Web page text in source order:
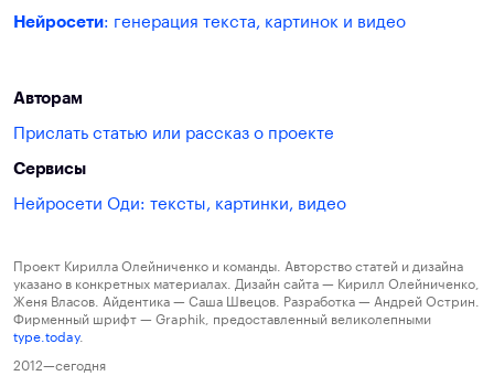
Нейросети: генерация текста, картинок и видео
Авторам
Прислать статью или рассказ о проекте
Сервисы
Нейросети Оди: тексты, картинки, видео
Проект Кирилла Олейниченко и команды. Авторство статей и дизайна
указано в конкретных материалах. Дизайн сайта — Кирилл Олейниченко,
Женя Власов. Айдентика — Саша Швецов. Разработка — Андрей Острин.
Фирменный шрифт — Graphik, предоставленный великолепными
type.today.
2012—сегодня